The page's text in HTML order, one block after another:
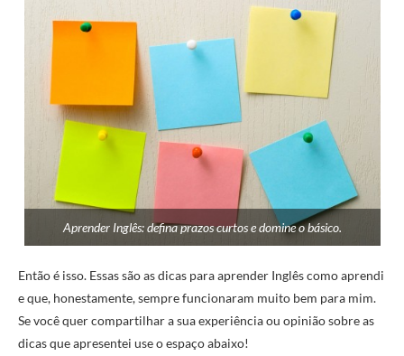
Aprender Inglês: defina prazos curtos e domine o básico.
Então é isso. Essas são as dicas para aprender Inglês como aprendi
e que, honestamente, sempre funcionaram muito bem para mim.
Se você quer compartilhar a sua experiência ou opinião sobre as
dicas que apresentei use o espaço abaixo!